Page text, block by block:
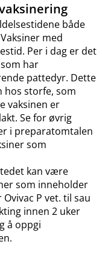
både
med
Per i dag er det
har
pattedyr. Dette
hos storfe, som
vaksinen er
Se for øvrig
i preparatomtalen
som
kan være
som inneholder
P vet. til sau
innen 2 uker
å oppgi